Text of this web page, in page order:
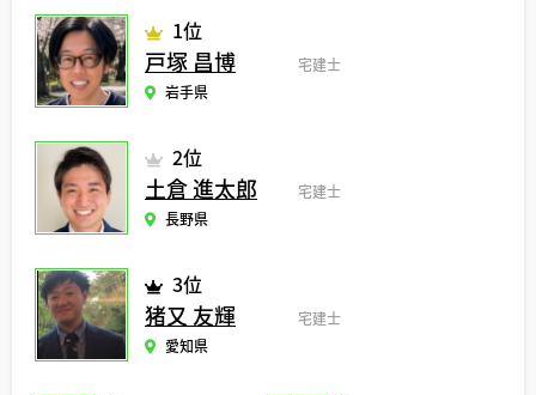
1位
戸塚 昌博
宅建士
岩手県
2位
土倉 進太郎
宅建士
長野県
3位
猪又 友輝
宅建士
愛知県